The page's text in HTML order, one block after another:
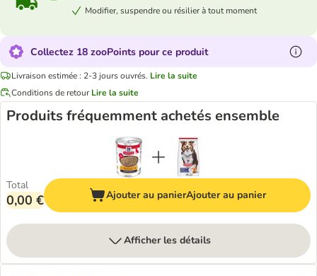
Modifier, suspendre ou résilier à tout moment
Collectez 18 zooPoints pour ce produit
Livraison estimée : 2-3 jours ouvrés. Lire la suite
Conditions de retour Lire la suite
Produits fréquemment achetés ensemble
Total
0,00 € Ajouter au panierAjouter au panier
Afficher les détails